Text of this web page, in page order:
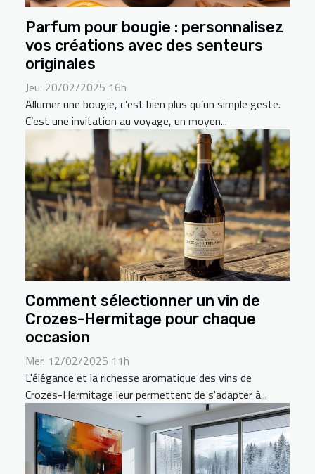
Parfum pour bougie : personnalisez
vos créations avec des senteurs
originales
Jeu. 20/02/2025 16h
Allumer une bougie, c’est bien plus qu’un simple geste.
C’est une invitation au voyage, un moyen...
Comment sélectionner un vin de
Crozes-Hermitage pour chaque
occasion
Mer. 12/02/2025 11h
L'élégance et la richesse aromatique des vins de
Crozes-Hermitage leur permettent de s'adapter à...